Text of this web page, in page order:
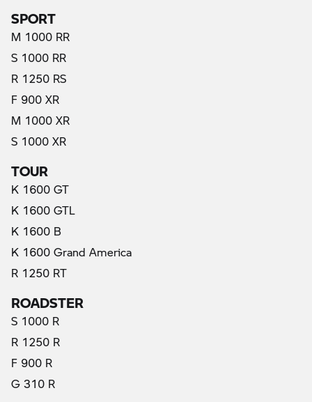
SPORT
M 1000 RR
S 1000 RR
R 1250 RS
F 900 XR
M 1000 XR
S 1000 XR
TOUR
K 1600 GT
K 1600 GTL
K 1600 B
K 1600 Grand America
R 1250 RT
ROADSTER
S 1000 R
R 1250 R
F 900 R
G 310 R